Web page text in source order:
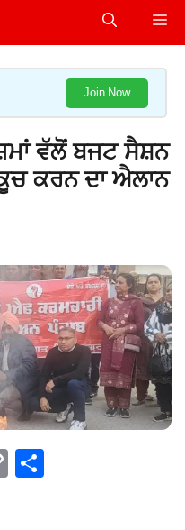
Join Now
ਵੱਲੋਂ ਬਜਟ ਸੈਸ਼ਨ
ਕਰਨ ਦਾ ਐਲਾਨ
C